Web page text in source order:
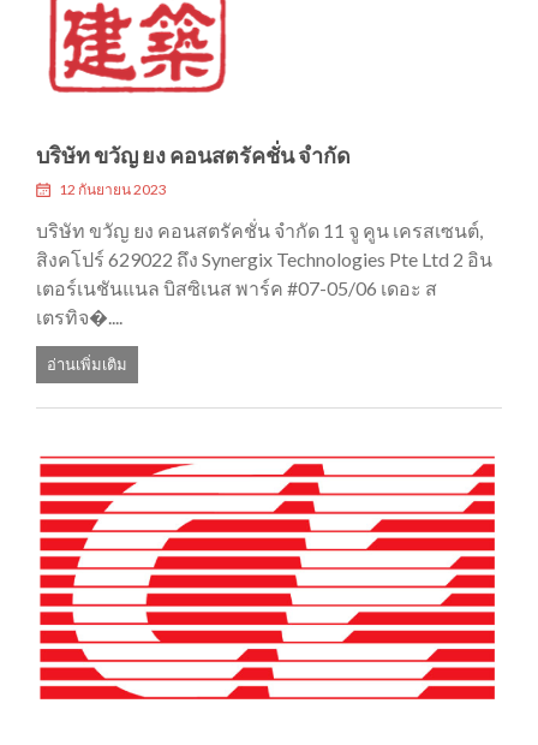
บริษัท ขวัญ ยง คอนสตรัคชั่น จำกัด
12 กันยายน 2023
บริษัท ขวัญ ยง คอนสตรัคชั่น จำกัด 11 จู คูน เครสเซนต์,
สิงคโปร์ 629022 ถึง Synergix Technologies Pte Ltd 2 อิน
เตอร์เนชันแนล บิสซิเนส พาร์ค #07-05/06 เดอะ ส
เตรทิจ�....
อ่านเพิ่มเติม